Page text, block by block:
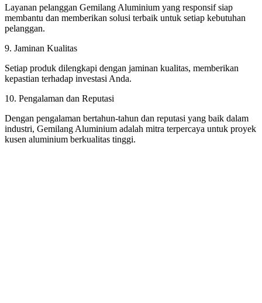
Layanan pelanggan Gemilang Aluminium yang responsif siap
membantu dan memberikan solusi terbaik untuk setiap kebutuhan
pelanggan.
9. Jaminan Kualitas
Setiap produk dilengkapi dengan jaminan kualitas, memberikan
kepastian terhadap investasi Anda.
10. Pengalaman dan Reputasi
Dengan pengalaman bertahun-tahun dan reputasi yang baik dalam
industri, Gemilang Aluminium adalah mitra terpercaya untuk proyek
kusen aluminium berkualitas tinggi.